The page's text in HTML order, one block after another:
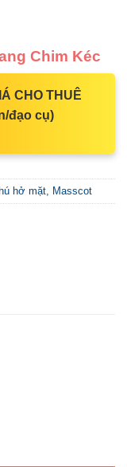
Chim Kéc
CHO THUÊ
đạo cụ)
hở mặt, Masscot